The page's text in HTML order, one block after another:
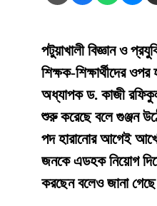
পটুয়াখালী বিজ্ঞান ও
শিক্ষক-শিক্ষার্থীদের
অধ্যাপক ড. কাজী
শুরু করেছে বলে গুঞ্জন
পদ হারানোর আগেই
জনকে এডহক নিয়োগ
করছেন বলেও জানা